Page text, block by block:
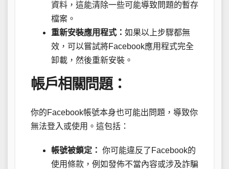
資料，這能清除一些可能導致問題的暫存
檔案。
重新安裝應用程式： 如果以上步驟都無
效，可以嘗試將Facebook應用程式完全
卸載，然後重新安裝。
帳戶相關問題：
你的Facebook帳號本身也可能出問題，導致你
無法登入或使用。這包括：
帳號被鎖定： 你可能違反了Facebook的
使用條款，例如發佈不當內容或涉及詐騙